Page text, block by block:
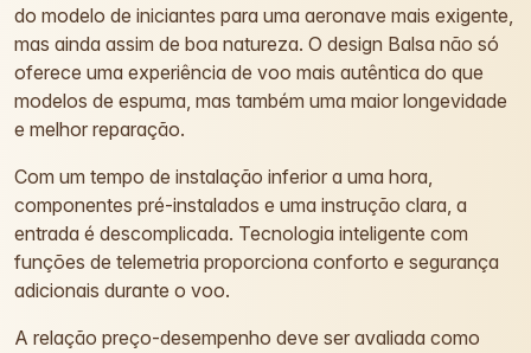
do modelo de iniciantes para uma aeronave mais exigente,
mas ainda assim de boa natureza. O design Balsa não só
oferece uma experiência de voo mais autêntica do que
modelos de espuma, mas também uma maior longevidade
e melhor reparação.
Com um tempo de instalação inferior a uma hora,
componentes pré-instalados e uma instrução clara, a
entrada é descomplicada. Tecnologia inteligente com
funções de telemetria proporciona conforto e segurança
adicionais durante o voo.
A relação preço-desempenho deve ser avaliada como